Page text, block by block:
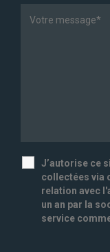
J’autorise ce
collectées via
relation avec
un an par la
service